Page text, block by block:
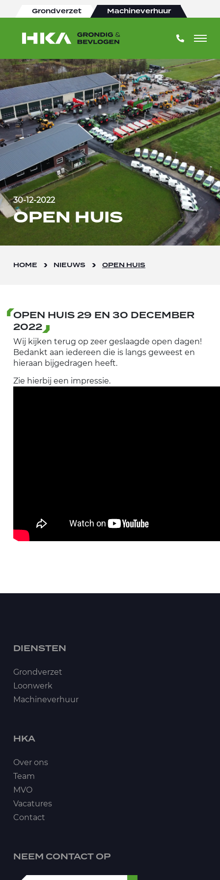
Grondverzet Machineverhuur
30-12-2022
OPEN HUIS
HOME NIEUWS OPEN HUIS
OPEN HUIS 29 EN 30 DECEMBER
2022
Wij kijken terug op zeer geslaagde open dagen!
Bedankt aan iedereen die is langs geweest en
hieraan bijgedragen heeft.
Zie hierbij een impressie.
DIENSTEN
Grondverzet
Loonwerk
Machineverhuur
HKA
Over ons
Team
MVO
Vacatures
Contact
NEEM CONTACT OP